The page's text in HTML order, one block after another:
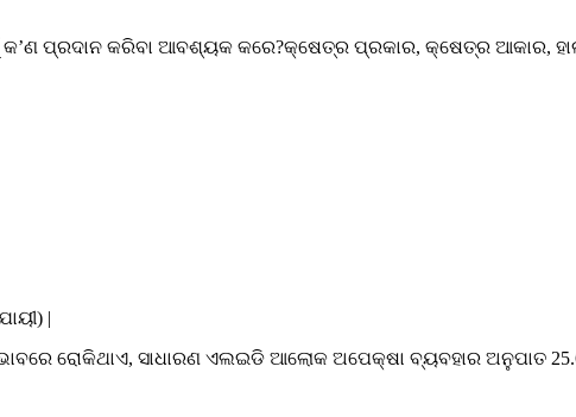
କ’ଣ ପ୍ରଦାନ କରିବା ଆବଶ୍ୟକ କରେ?କ୍ଷେତ୍ର ପ୍ରକାର, କ୍ଷେତ୍ର ଆକାର,
|
ରୋକିଥାଏ, ସାଧାରଣ ଏଲଇଡି ଆଲୋକ ଅପେକ୍ଷା ବ୍ୟବହାର ଅନୁପାତ